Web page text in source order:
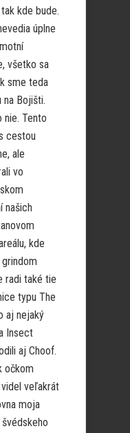
kde bude.
úplne
všetko sa
sme teda
na Bojišti.
nie. Tento
cestou
ale
vo
našich
kde
radi také tie
typu The
aj nejaký
Insect
aj Choof.
očkom
veľakrát
moja